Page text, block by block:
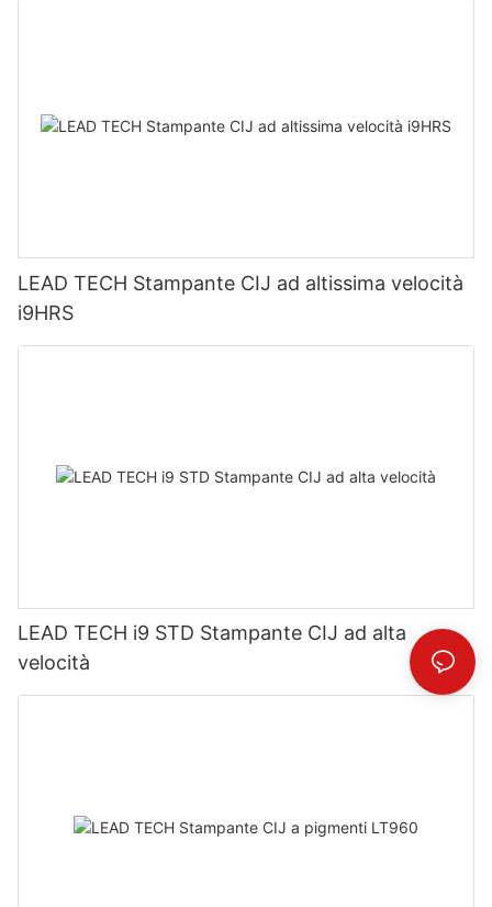
LEAD TECH Stampante CIJ ad altissima velocità
i9HRS
LEAD TECH i9 STD Stampante CIJ ad alta
velocità